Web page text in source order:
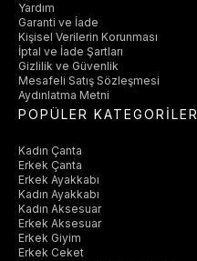
Yardım
Garanti ve İade
Kişisel Verilerin Korunması
İptal ve İade Şartları
Gizlilik ve Güvenlik
Mesafeli Satış Sözleşmesi
Aydınlatma Metni
POPÜLER KATEGORİLER
Kadın Çanta
Erkek Çanta
Erkek Ayakkabı
Kadın Ayakkabı
Kadın Aksesuar
Erkek Aksesuar
Erkek Giyim
Erkek Ceket